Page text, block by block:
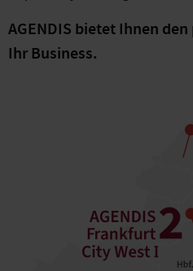
AGENDIS bietet Ihnen
Ihr Business.